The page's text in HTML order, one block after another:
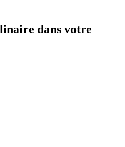
dans votre